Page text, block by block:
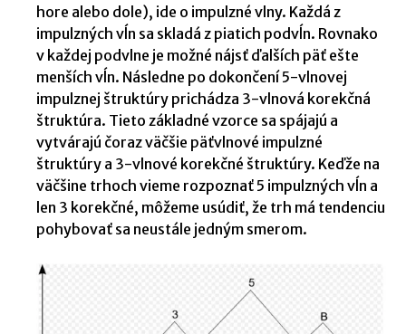
hore alebo dole), ide o impulzné vlny. Každá z
impulzných vĺn sa skladá z piatich podvĺn. Rovnako
v každej podvlne je možné nájsť ďalších päť ešte
menších vĺn. Následne po dokončení 5-vlnovej
impulznej štruktúry prichádza 3-vlnová korekčná
štruktúra. Tieto základné vzorce sa spájajú a
vytvárajú čoraz väčšie päťvlnové impulzné
štruktúry a 3-vlnové korekčné štruktúry. Keďže na
väčšine trhoch vieme rozpoznať 5 impulzných vĺn a
len 3 korekčné, môžeme usúdiť, že trh má tendenciu
pohybovať sa neustále jedným smerom.